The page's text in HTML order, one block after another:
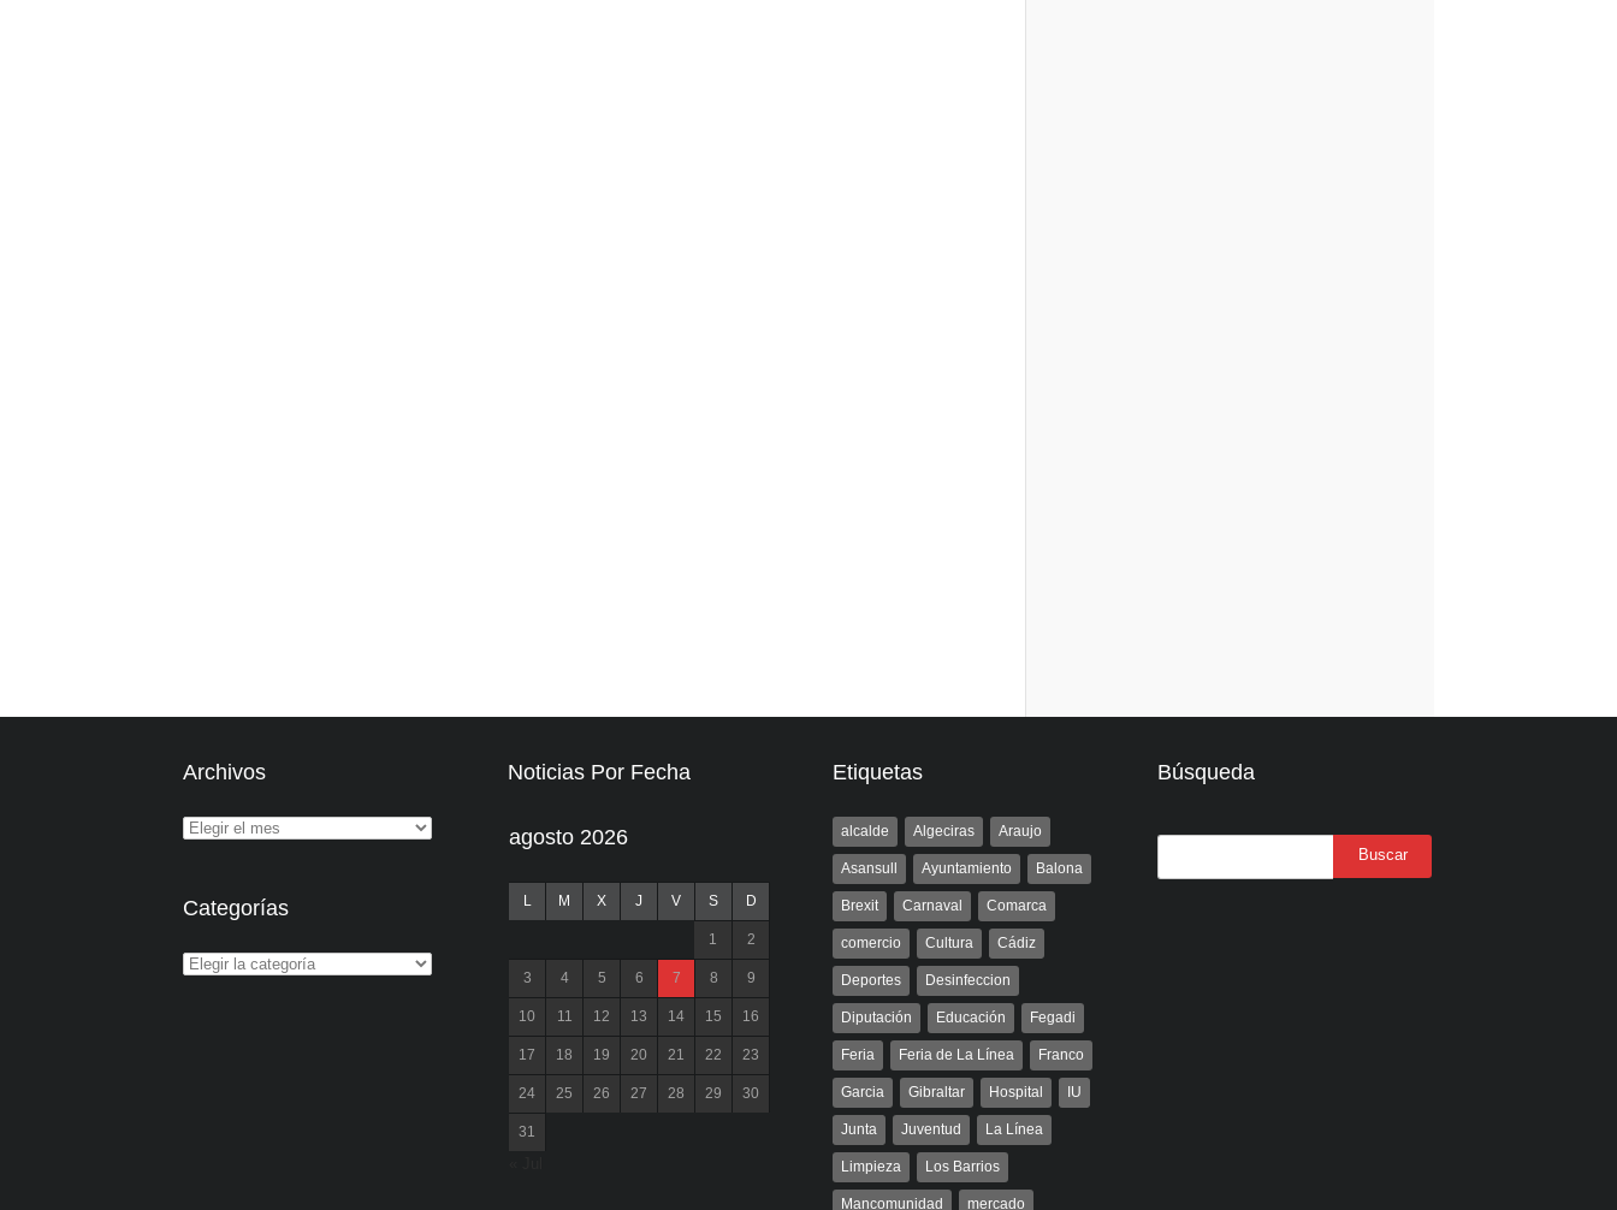
Archivos
Categorías
Noticias Por Fecha
agosto 2026
L M X J V S D
1 2
3 4 5 6 7 8 9
10 11 12 13 14 15 16
17 18 19 20 21 22 23
24 25 26 27 28 29 30
31
Etiquetas
alcalde Algeciras Araujo
Asansull Ayuntamiento Balona
Brexit Carnaval Comarca
comercio Cultura Cádiz
Deportes Desinfeccion
Diputación Educación Fegadi
Feria Feria de La Línea Franco
Garcia Gibraltar Hospital IU
Junta Juventud La Línea
Limpieza Los Barrios
Mancomunidad mercado
Búsqueda